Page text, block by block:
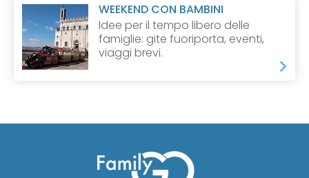
WEEKEND CON BAMBINI
Idee per il tempo libero delle
famiglie: gite fuoriporta, eventi,
viaggi brevi.